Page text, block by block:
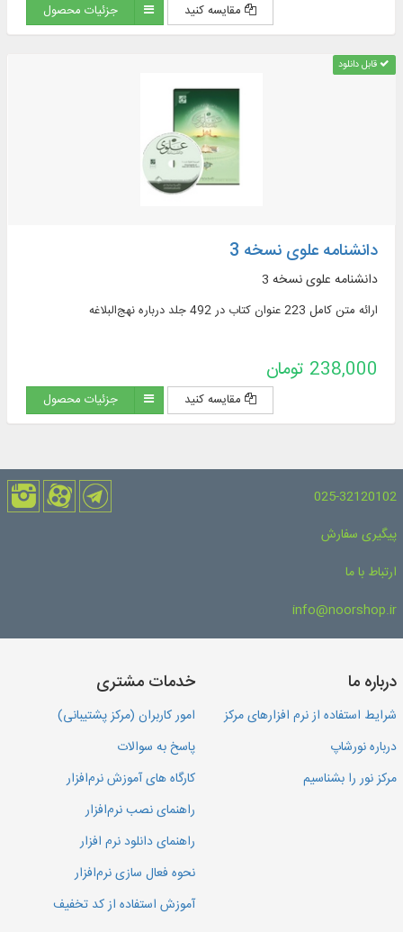
مقایسه کنید جزئیات محصول
قابل دانلود
دانشنامه علوی نسخه 3
دانشنامه علوی نسخه 3
ارائه متن کامل 223 عنوان کتاب در 492 جلد درباره نهج‌البلاغه
238,000 تومان
مقایسه کنید جزئیات محصول
025-32120102
پیگیری سفارش
ارتباط با ما
info@noorshop.ir
درباره ما
شرایط استفاده از نرم افزارهای مرکز
درباره نورشاپ
مرکز نور را بشناسیم
خدمات مشتری
امور کاربران (مرکز پشتیبانی)
پاسخ به سوالات
کارگاه های آموزش نرم‌افزار
راهنمای نصب نرم‌افزار
راهنمای دانلود نرم افزار
نحوه فعال سازی نرم‌افزار
آموزش استفاده از کد تخفیف